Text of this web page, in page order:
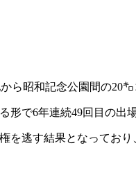
ら昭和記念公園間の20㌔
で6年連続49回目の出場
逃す結果となってお